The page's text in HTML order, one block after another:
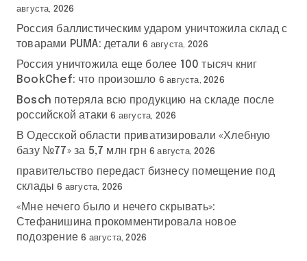
августа, 2026
Россия баллистическим ударом уничтожила склад с
товарами PUMA: детали 6 августа, 2026
Россия уничтожила еще более 100 тысяч книг
BookChef: что произошло 6 августа, 2026
Bosch потеряла всю продукцию на складе после
российской атаки 6 августа, 2026
В Одесской области приватизировали «Хлебную
базу №77» за 5,7 млн грн 6 августа, 2026
правительство передаст бизнесу помещение под
склады 6 августа, 2026
«Мне нечего было и нечего скрывать»:
Стефанишина прокомментировала новое
подозрение 6 августа, 2026